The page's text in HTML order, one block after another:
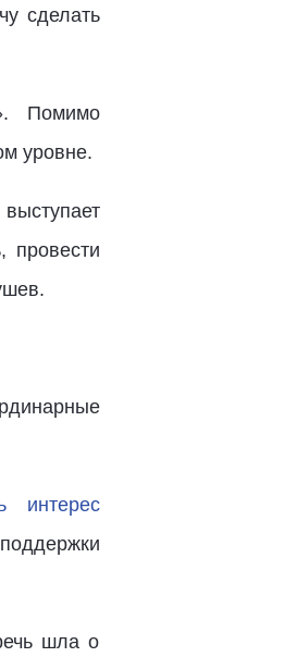
сделать
Помимо
уровне.
провести
интерес
шла о